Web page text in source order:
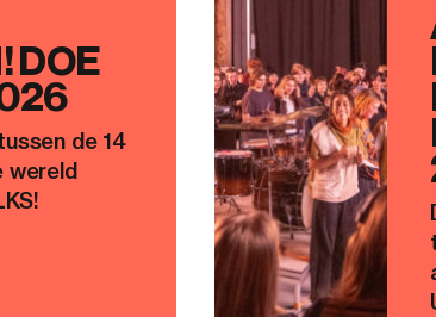
DOE
de 14
wereld